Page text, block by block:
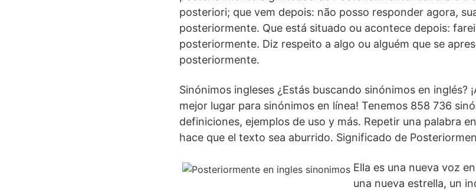
posteriori; que vem depois: não posso responder agora,
posteriormente. Que está situado ou acontece depois:
posteriormente. Diz respeito a algo ou alguém que se
posteriormente.
Sinónimos ingleses ¿Estás buscando sinónimos en inglés?
mejor lugar para sinónimos en línea! Tenemos 858 736
definiciones, ejemplos de uso y más. Repetir una palabra
hace que el texto sea aburrido. Significado de
Ella es una nueva voz
una nueva estrella, un